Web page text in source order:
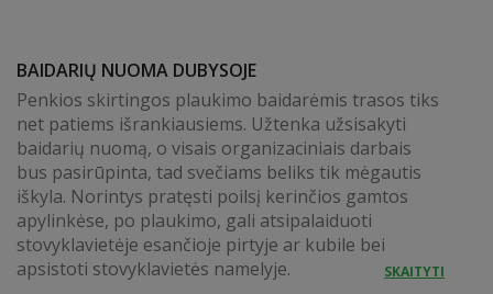
BAIDARIŲ NUOMA DUBYSOJE
Penkios skirtingos plaukimo baidarėmis trasos tiks
net patiems išrankiausiems. Užtenka užsisakyti
baidarių nuomą, o visais organizaciniais darbais
bus pasirūpinta, tad svečiams beliks tik mėgautis
iškyla. Norintys pratęsti poilsį kerinčios gamtos
apylinkėse, po plaukimo, gali atsipalaiduoti
stovyklavietėje esančioje pirtyje ar kubile bei
apsistoti stovyklavietės namelyje.
SKAITYTI